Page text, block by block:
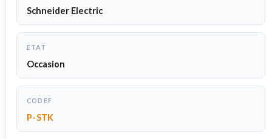
Schneider Electric
ETAT
Occasion
CODEF
P-STK